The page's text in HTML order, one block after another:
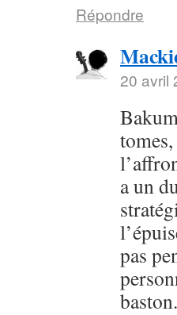
Répondre
20 avril
a un
pas